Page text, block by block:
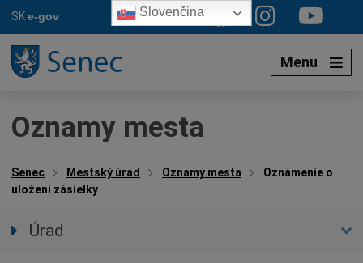
SKe-gov
Menu
Oznamy mesta
Senec Mestský úrad Oznamy mesta
Oznámenie o
uložení zásielky
Úrad
Slovenčina